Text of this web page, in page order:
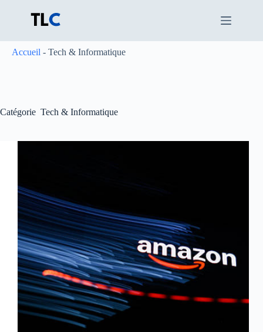
Accueil - Tech & Informatique
Catégorie Tech & Informatique